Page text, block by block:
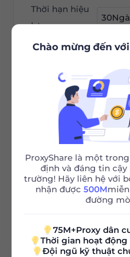
Thời hạn hiệu
lực
Đặt hàng
Lựa chọn Thành
gia
Phiên không
Băng thông
Hỗ trợ 24/7
Chào mừng đến
ProxyShare là một
định và đáng tin
trường! Hãy liên hệ với
nhận được500M
đường
75M+Proxy dân
Thời gian hoạt động
Đội ngũ kỹ thuật